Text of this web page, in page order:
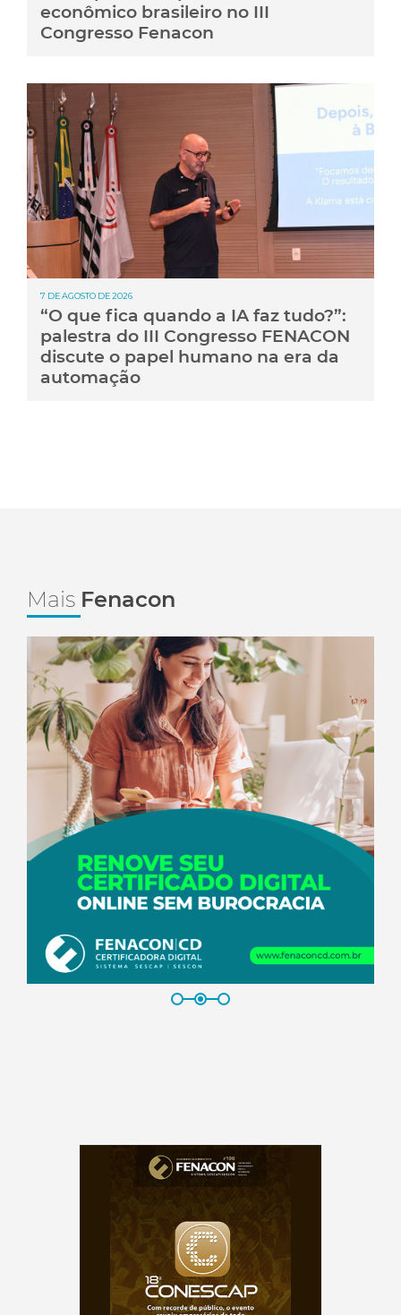
econômico brasileiro no III
Congresso Fenacon
7 DE AGOSTO DE 2026
“O que fica quando a IA faz tudo?”:
palestra do III Congresso FENACON
discute o papel humano na era da
automação
Mais Fenacon